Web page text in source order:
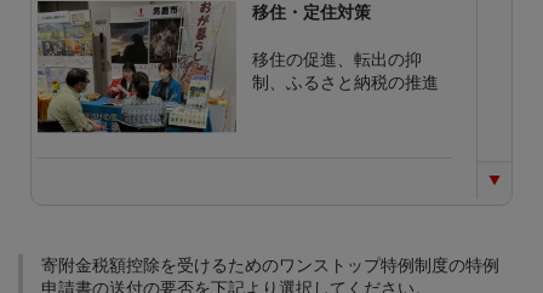
移住・定住対策
移住の促進、転出の抑
制、ふるさと納税の推進
結婚・出産支援、子育て
支援、学校教育の充実
寄附金税額控除を受けるためのワンストップ特例制度の特例
申請書の送付の要否を下記より選択してください。